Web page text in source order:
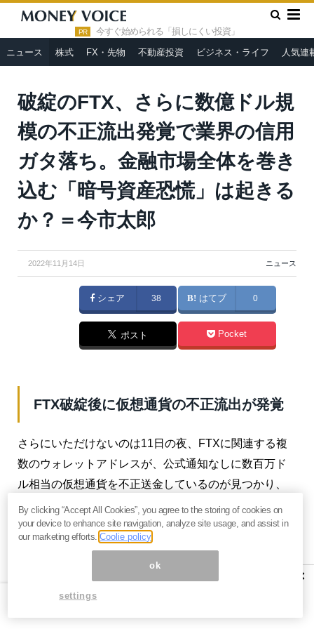
PR 今すぐ始められる「損しにくい投資」
ニュース 株式 FX・先物 不動産投資 ビジネス・ライフ 人気連
HOME » ニュース »
破綻のFTX、さらに数億ドル規模の不正流
出発覚で業界の信用ガタ落ち。金融市場全体を巻き込む「暗号資産
破綻のFTX、さらに数億ドル規
模の不正流出発覚で業界の信用
ガタ落ち。金融市場全体を巻き
込む「暗号資産恐慌」は起きる
か？＝今市太郎
2022年11月14日 ニュース
シェア 38 はてブ 0
ポスト Pocket
FTX破綻後に仮想通貨の不正流出が発覚
さらにいただけないのは11日の夜、FTXに関連する複
数のウォレットアドレスが、公式通知なしに数百万ド
ル相当の仮想通貨を不正送金しているのが見つかり、
FTXもそれを認めています。
これが外部からのハッキングなのか内部のものによる
ロになっているのを見て絶望している状況にあるよう
です。
×
By clicking “Accept All Cookies”, you agree to the storing of cookies on
your device to enhance site navigation, analyze site usage, and assist in
our marketing efforts.Coolie policy
ok
settings